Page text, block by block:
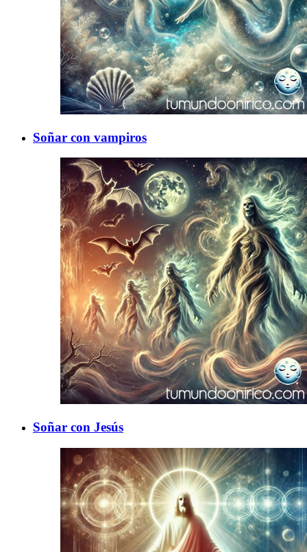
Soñar con vampiros
Soñar con Jesús